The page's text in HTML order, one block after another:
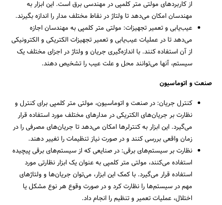
از کاربردهای مولتی متر کلمپی در مهندسی برق است. این ابزار به
مهندسان امکان می‌دهد تا ولتاژ در نقاط مختلف مدار را اندازه بگیرند.
عیب‌یابی و تعمیر تجهیزات: مولتی متر کلمپی به مهندسان اجازه
می‌دهد تا در عملیات عیب‌یابی و تعمیر تجهیزات الکتریکی و الکترونیکی
از آن استفاده کنند. با اندازه‌گیری جریان و ولتاژ در اجزای مختلف یک
سیستم، آنها می‌توانند محل و علت عیب را تشخیص دهند.
صنعت و اتوماسیون
کنترل جریان: در صنعت و اتوماسیون، مولتی متر کلمپی برای کنترل و
نظارت بر جریان‌های الکتریکی در مدارهای مختلف مورد استفاده قرار
می‌گیرد. این ابزار به کنترلرها امکان می‌دهد تا جریان‌های مصرفی را در
زمان واقعی بررسی کنند و در صورت نیاز تنظیمات را تغییر دهند.
نظارت بر سیستم‌های برقی: در صنایعی که از سیستم‌های برقی پیچیده
استفاده می‌کنند، مولتی متر کلمپی به عنوان یک ابزار نظارتی مورد
استفاده قرار می‌گیرد. با کمک این ابزار، می‌توان جریان‌ها و ولتاژهای
مهم در سیستم‌ها را نظارت کرد و در صورت وقوع هر نوع مشکل یا
اختلال، عملیات تعمیر و تنظیم را انجام داد.